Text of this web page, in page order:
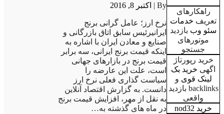
راهکارهای
تعریف خدمات
سئو وب بازدید
موتورهای
جستجو
خرید رپورتاژ
اگهی خرید بک
لینک قوی و
backlinks بازدید
واقعی
خرید nod32
By | اکتبر 8, 2016
نرخ ارز؛ عامل گرانی برنج
ایرانیرئیس سابق اتاق بازرگانی و
صنایع و معادن ایران با اشاره به
اینکه قیمت برنج ایرانی، سه برابر
قیمت برنج در بازارهای جهانی
است، علت این عارضه را
سیاست گذاری فعلی نرخ ارز
دانست. به گزارش اقتصاد آنلاین
به نقل از مهر، افزایش قیمت برنج
در ماه های گذشته به…